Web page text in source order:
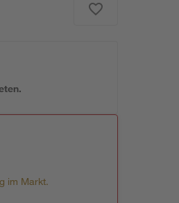
im Markt.